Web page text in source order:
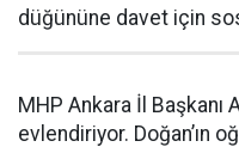
düğününe davet için
MHP Ankara İl Başkanı
evlendiriyor. Doğan’ın